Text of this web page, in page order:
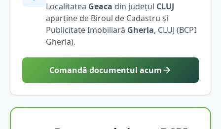
Localitatea Geaca din județul CLUJ
aparține de Biroul de Cadastru și
Publicitate Imobiliară Gherla, CLUJ (BCPI
Gherla).
Comandă documentul acum